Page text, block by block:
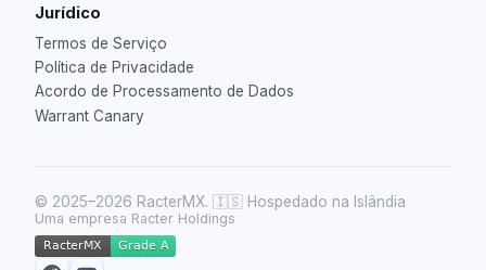
Jurídico
Termos de Serviço
Política de Privacidade
Acordo de Processamento de Dados
Warrant Canary
© 2025–2026 RacterMX. 🇮🇸 Hospedado na Islândia
Uma empresa Racter Holdings